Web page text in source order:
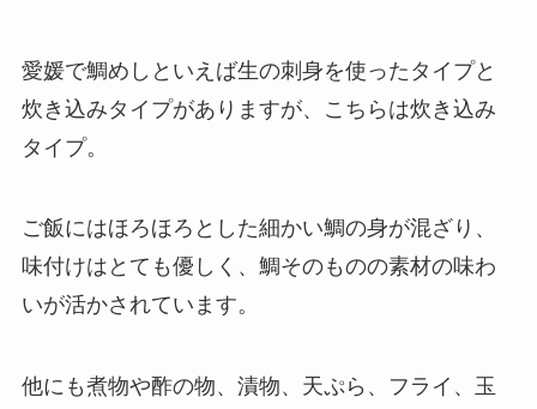
愛媛で鯛めしといえば生の刺身を使ったタイプと
炊き込みタイプがありますが、こちらは炊き込み
タイプ。
ご飯にはほろほろとした細かい鯛の身が混ざり、
味付けはとても優しく、鯛そのものの素材の味わ
いが活かされています。
他にも煮物や酢の物、漬物、天ぷら、フライ、玉